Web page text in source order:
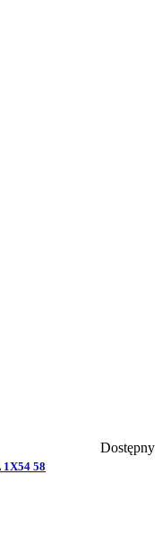
Dostępny
58